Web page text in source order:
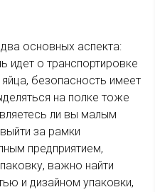
основных аспекта:
идет о транспортировке
яйца, безопасность имеет
на полке тоже
ли вы малым
за рамки
предприятием,
важно найти
и дизайном упаковки,